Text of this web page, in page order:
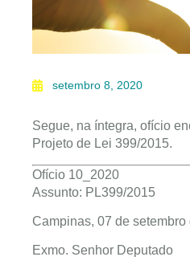
setembro 8, 2020
Segue, na íntegra, ofício
Projeto de Lei 399/2015.
Ofício 10_2020
Assunto: PL399/2015
Campinas, 07 de setembro
Exmo. Senhor Deputado